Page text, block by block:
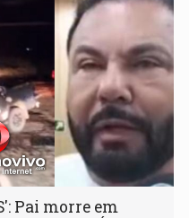
Pai morre em